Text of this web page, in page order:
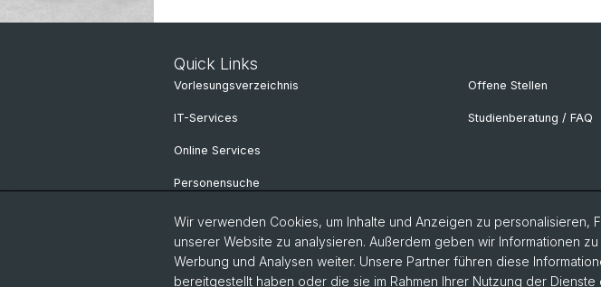
Quick Links
Vorlesungsverzeichnis
IT-Services
Online Services
Personensuche
Offene Stellen
Studienberatung / FAQ
Wir verwenden Cookies, um Inhalte und Anzeigen zu
unserer Website zu analysieren. Außerdem geben wir Informationen
Werbung und Analysen weiter. Unsere Partner führen diese
bereitgestellt haben oder die sie im Rahmen Ihrer Nutzung der